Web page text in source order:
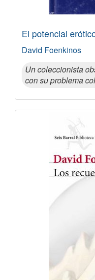
El potencial
David Foenkinos
Un coleccionista
con su problema